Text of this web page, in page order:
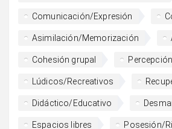
Comunicación/Expresión
Asimilación/Memorización
Cohesión grupal Percepción
Lúdicos/Recreativos
Didáctico/Educativo
Espacios libres Posesión/